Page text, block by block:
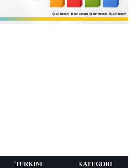
TERKINI KATEGORI